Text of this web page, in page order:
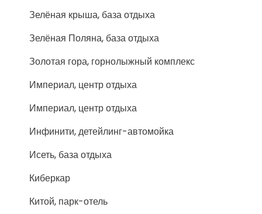
Зелёная крыша, база отдыха
Зелёная Поляна, база отдыха
Золотая гора, горнолыжный комплекс
Империал, центр отдыха
Империал, центр отдыха
Инфинити, детейлинг-автомойка
Исеть, база отдыха
Киберкар
Китой, парк-отель